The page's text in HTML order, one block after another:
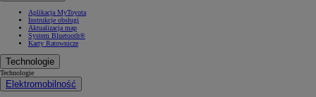
Aplikacja MyToyota
Instrukcje obsługi
Aktualizacja map
System Bluetooth®
Karty Ratownicze
Technologie
Technologie
Elektromobilność